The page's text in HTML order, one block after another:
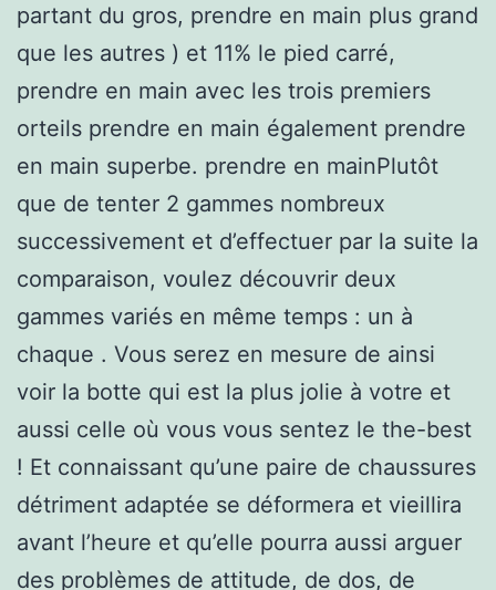
partant du gros, prendre en main plus grand
que les autres ) et 11% le pied carré,
prendre en main avec les trois premiers
orteils prendre en main également prendre
en main superbe. prendre en mainPlutôt
que de tenter 2 gammes nombreux
successivement et d’effectuer par la suite la
comparaison, voulez découvrir deux
gammes variés en même temps : un à
chaque . Vous serez en mesure de ainsi
voir la botte qui est la plus jolie à votre et
aussi celle où vous vous sentez le the-best
! Et connaissant qu’une paire de chaussures
détriment adaptée se déformera et vieillira
avant l’heure et qu’elle pourra aussi arguer
des problèmes de attitude, de dos, de